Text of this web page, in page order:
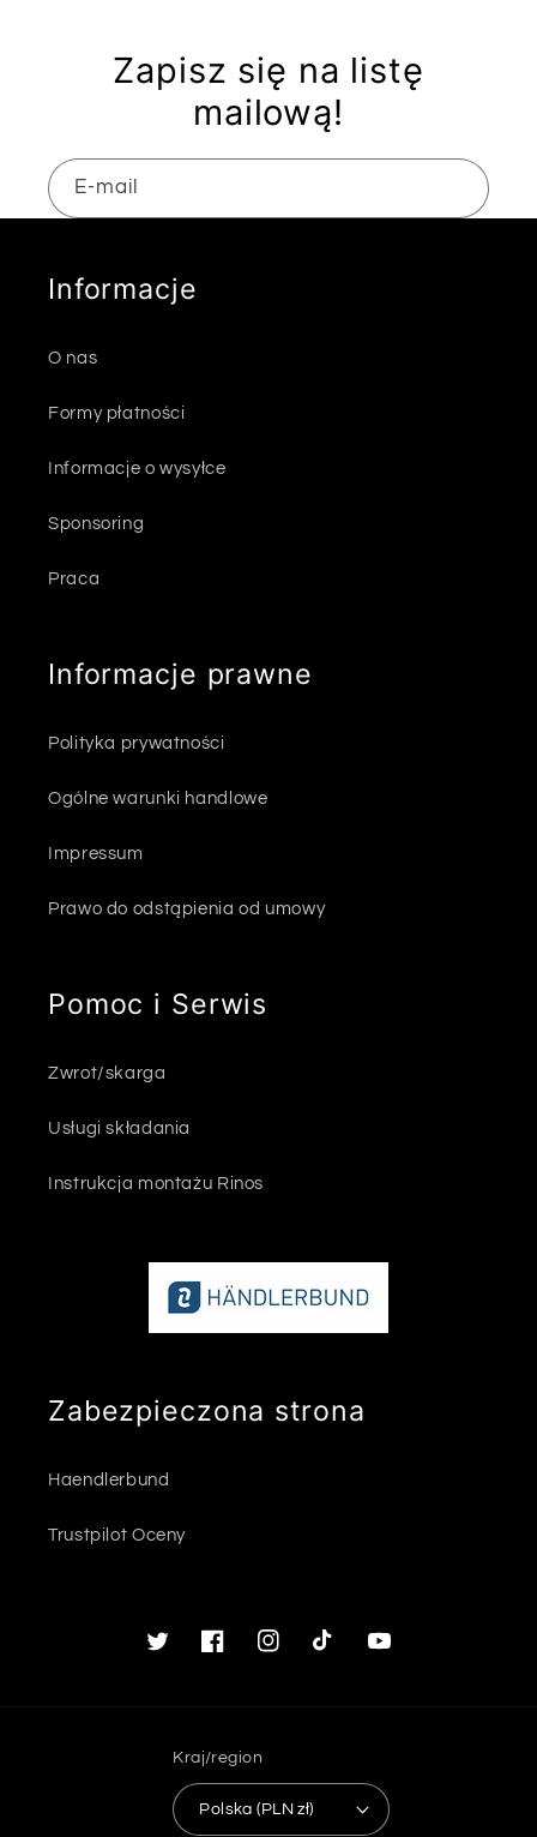
Zapisz się na listę
mailową!
E-mail
Informacje
O nas
Formy płatności
Informacje o wysyłce
Sponsoring
Praca
Informacje prawne
Polityka prywatności
Ogólne warunki handlowe
Impressum
Prawo do odstąpienia od umowy
Pomoc i Serwis
Zwrot/skarga
Usługi składania
Instrukcja montażu Rinos
Zabezpieczona strona
Haendlerbund
Trustpilot Oceny
TwitterFacebookInstagramTikTok Youtube
Kraj/region
Polska (PLN zł)